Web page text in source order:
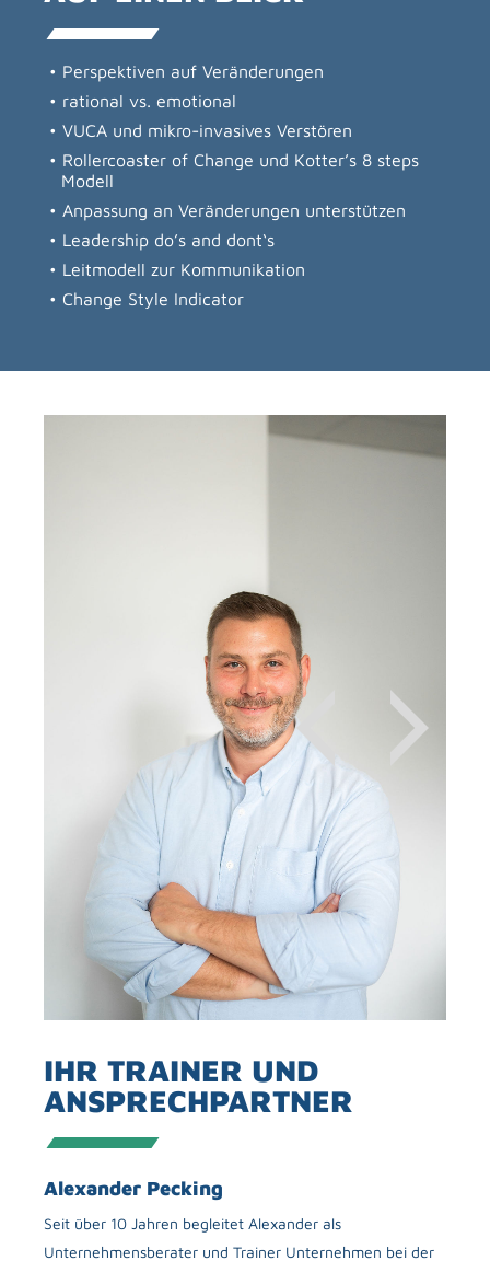
Perspektiven auf Veränderungen
rational vs. emotional
VUCA und mikro-invasives Verstören
Rollercoaster of Change und Kotter’s 8 steps
Modell
Anpassung an Veränderungen unterstützen
Leadership do’s and dont‘s
Leitmodell zur Kommunikation
Change Style Indicator
IHR TRAINER UND
ANSPRECHPARTNER
Alexander Pecking
Seit über 10 Jahren begleitet Alexander als
Unternehmensberater und Trainer Unternehmen bei der